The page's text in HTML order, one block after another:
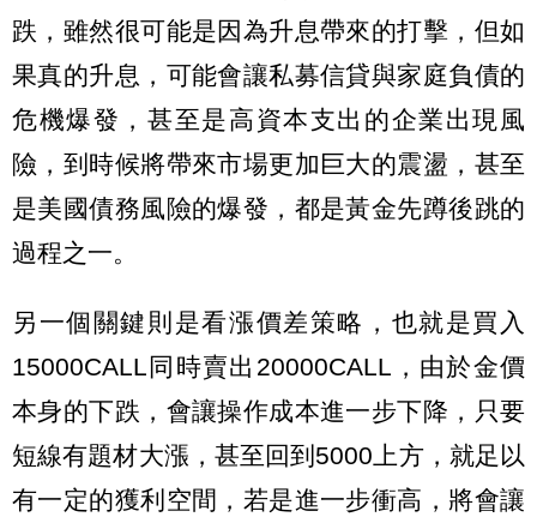
跌，雖然很可能是因為升息帶來的打擊，但如
果真的升息，可能會讓私募信貸與家庭負債的
危機爆發，甚至是高資本支出的企業出現風
險，到時候將帶來市場更加巨大的震盪，甚至
是美國債務風險的爆發，都是黃金先蹲後跳的
過程之一。
另一個關鍵則是看漲價差策略，也就是買入
15000CALL同時賣出20000CALL，由於金價
本身的下跌，會讓操作成本進一步下降，只要
短線有題材大漲，甚至回到5000上方，就足以
有一定的獲利空間，若是進一步衝高，將會讓